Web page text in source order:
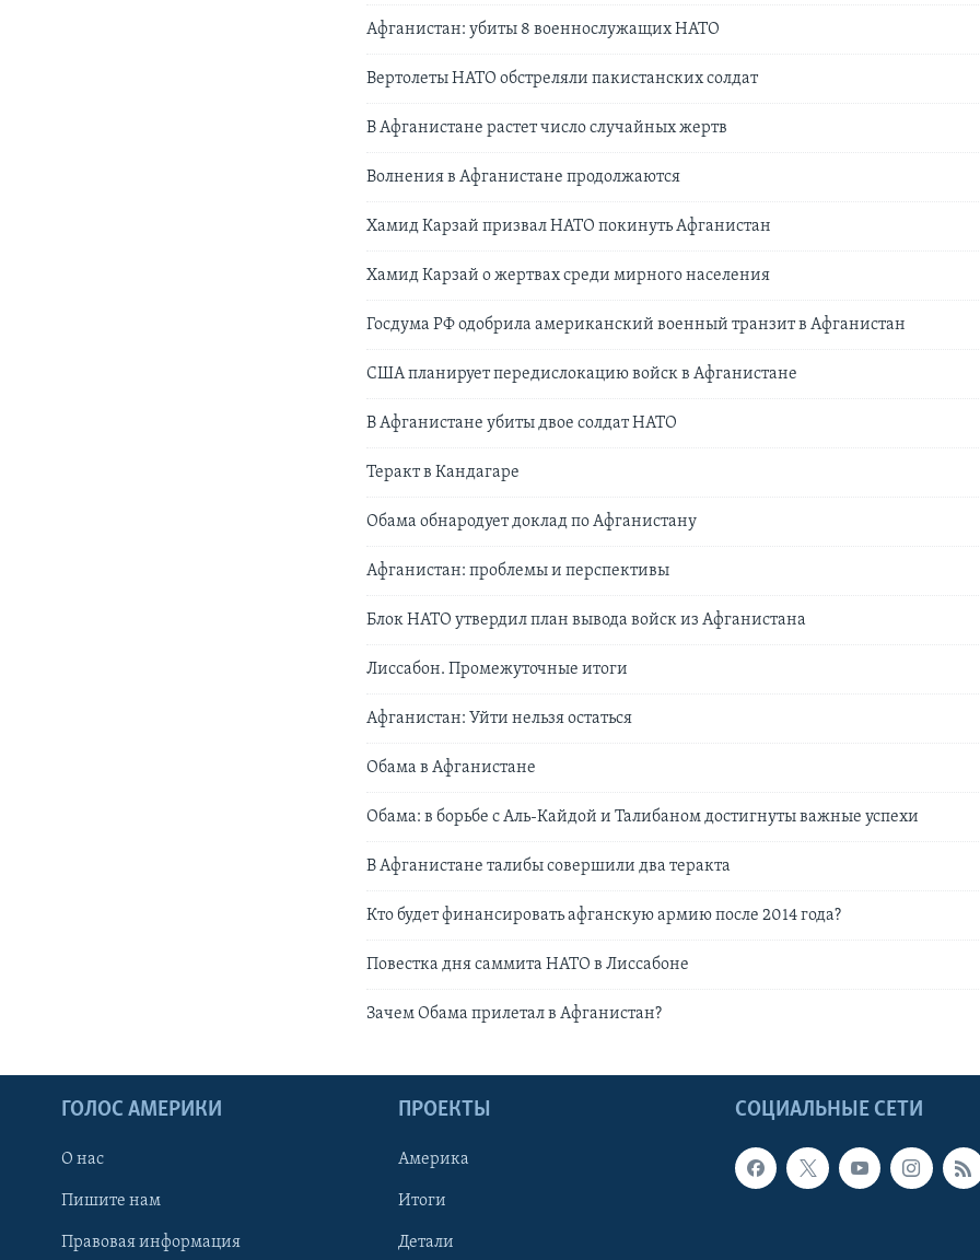
Афганистан: убиты 8 военнослужащих НАТО
Вертолеты НАТО обстреляли пакистанских солдат
В Афганистане растет число случайных жертв
Волнения в Афганистане продолжаются
Хамид Карзай призвал НАТО покинуть Афганистан
Хамид Карзай о жертвах среди мирного населения
Госдума РФ одобрила американский военный транзит в Афганистан
США планирует передислокацию войск в Афганистане
В Афганистане убиты двое солдат НАТО
Теракт в Кандагаре
Обама обнародует доклад по Афганистану
Афганистан: проблемы и перспективы
Блок НАТО утвердил план вывода войск из Афганистана
Лиссабон. Промежуточные итоги
Афганистан: Уйти нельзя остаться
Обама в Афганистане
Обама: в борьбе с Аль-Кайдой и Талибаном достигнуты важные успехи
В Афганистане талибы совершили два теракта
Кто будет финансировать афганскую армию после 2014 года?
Повестка дня саммита НАТО в Лиссабоне
Зачем Обама прилетал в Афганистан?
СОЦИАЛЬНЫЕ СЕТИ
ГОЛОС АМЕРИКИ
О нас
Пишите нам
Правовая информация
ПРОЕКТЫ
Америка
Итоги
Детали